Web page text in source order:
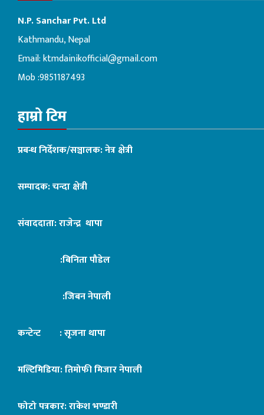
N.P. Sanchar Pvt. Ltd
Kathmandu, Nepal
Email:ktmdainikofficial@gmail.com
Mob :9851187493
हाम्रो टिम
प्रबन्ध निर्देशक/सञ्चालक: नेत्र क्षेत्री
सम्पादक: चन्दा क्षेत्री
संवाददाता: राजेन्द्र थापा
:बिनिता पौडेल
:जिबन नेपाली
कन्टेन्ट : सृजना थापा
मल्टिमिडिया: तिमोफी मिजार नेपाली
फोटो पत्रकार: राकेश भण्डारी